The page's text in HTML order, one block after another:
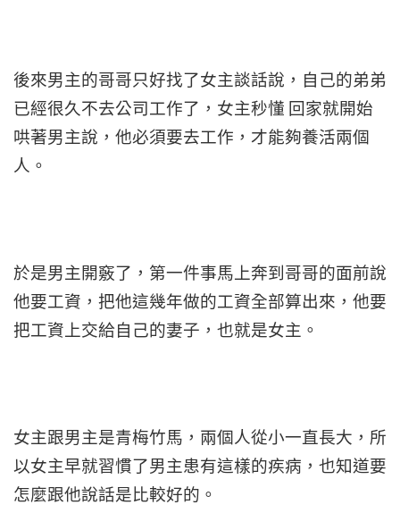
後來男主的哥哥只好找了女主談話說，自己的弟弟
已經很久不去公司工作了，女主秒懂 回家就開始
哄著男主說，他必須要去工作，才能夠養活兩個
人。
於是男主開竅了，第一件事馬上奔到哥哥的面前說
他要工資，把他這幾年做的工資全部算出來，他要
把工資上交給自己的妻子，也就是女主。
女主跟男主是青梅竹馬，兩個人從小一直長大，所
以女主早就習慣了男主患有這樣的疾病，也知道要
怎麼跟他說話是比較好的。